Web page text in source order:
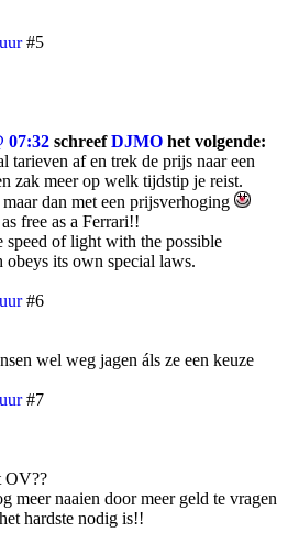
#5
07:32 schreefDJMO het volgende:
tarieven af en trek de prijs naar een
zak meer op welk tijdstip je reist.
dan met een prijsverhoging
free as a Ferrari!!
speed of light with the possible
its own special laws.
#6
wel weg jagen áls ze een keuze
#7
OV??
meer naaien door meer geld te vragen
hardste nodig is!!